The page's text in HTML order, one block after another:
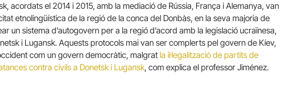
acordats el 2014 i 2015, amb la mediació de Rússia, França i Alemanya, van
etnolingüística de la regió de la conca del Donbàs, en la seva majoria de
un sistema d’autogovern per a la regió d’acord amb la legislació ucraïnesa,
i Lugansk. Aquests protocols mai van ser complerts pel govern de Kíev,
com un govern democràtic, malgrat la il·legalització de partits de
contra civils a Donetsk i Lugansk, com explica el professor Jiménez.